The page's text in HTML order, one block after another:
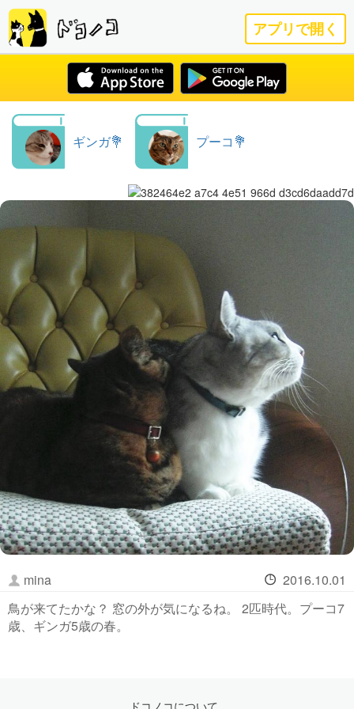
アプリで開く
ギンガ💐 プーコ💐
mina
2016.10.01
鳥が来てたかな？ 窓の外が気になるね。 2匹時代。プーコ7
歳、ギンガ5歳の春。